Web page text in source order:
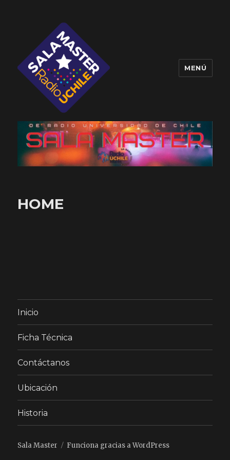
Sala Master
MENÚ
HOME
Inicio
Ficha Técnica
Contáctanos
Ubicación
Historia
Sala Master Funciona gracias a WordPress